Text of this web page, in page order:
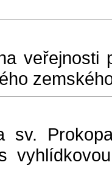
veřejnosti
sv.